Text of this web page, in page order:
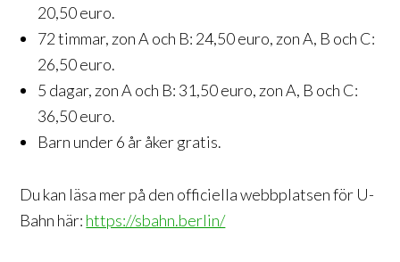
20,50 euro.
72 timmar, zon A och B: 24,50 euro, zon A, B och C:
26,50 euro.
5 dagar, zon A och B: 31,50 euro, zon A, B och C:
36,50 euro.
Barn under 6 år åker gratis.
Du kan läsa mer på den officiella webbplatsen för U-
Bahn här: https://sbahn.berlin/